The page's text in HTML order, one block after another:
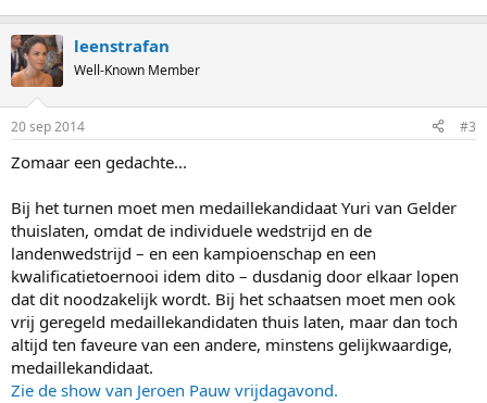
leenstrafan
Well-Known Member
20 sep 2014 #3
Zomaar een gedachte...
Bij het turnen moet men medaillekandidaat Yuri van Gelder
thuislaten, omdat de individuele wedstrijd en de
landenwedstrijd – en een kampioenschap en een
kwalificatietoernooi idem dito – dusdanig door elkaar lopen
dat dit noodzakelijk wordt. Bij het schaatsen moet men ook
vrij geregeld medaillekandidaten thuis laten, maar dan toch
altijd ten faveure van een andere, minstens gelijkwaardige,
medaillekandidaat.
Zie de show van Jeroen Pauw vrijdagavond.